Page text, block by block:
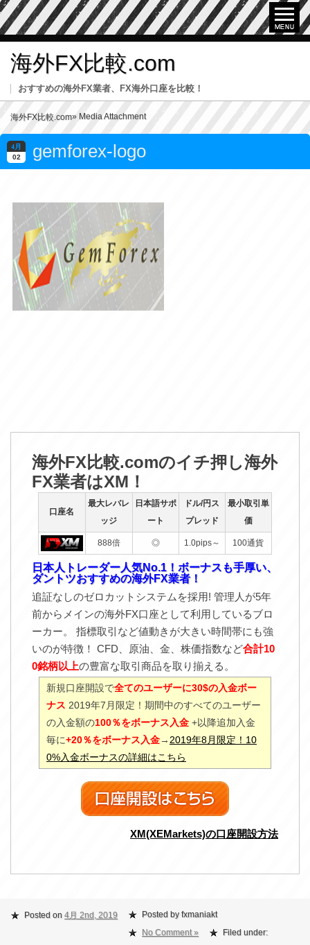
海外FX比較.com
おすすめの海外FX業者、FX海外口座を比較！
海外FX比較.com» Media Attachment
4月
02 gemforex-logo
海外FX比較.comのイチ押し海外
FX業者はXM！
口座名
最大レバレ
ッジ
日本語サポ
ート
ドル/円ス
プレッド
最小取引単
価
888倍 ◎ 1.0pips～ 100通貨
日本人トレーダー人気No.1！ボーナスも手厚い、
ダントツおすすめの海外FX業者！
追証なしのゼロカットシステムを採用! 管理人が5年
前からメインの海外FX口座として利用しているブロ
ーカー。 指標取引など値動きが大きい時間帯にも強
いのが特徴！ CFD、原油、金、株価指数など合計10
0銘柄以上の豊富な取引商品を取り揃える。
新規口座開設で全てのユーザーに30$の入金ボー
ナス 2019年7月限定！期間中のすべてのユーザー
の入金額の100％をボーナス入金 +以降追加入金
毎に+20％をボーナス入金→ 2019年8月限定！10
0%入金ボーナスの詳細はこちら
XM(XEMarkets)の口座開設方法
Posted on 4月 2nd, 2019
Posted by fxmaniakt
No Comment »
Filed under: